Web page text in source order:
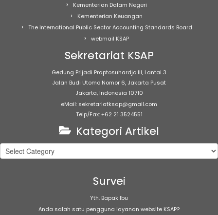
Kementerian Dalam Negeri
Kementerian Keuangan
The International Public Sector Accounting Standards Board
webmail KSAP
Sekretariat KSAP
Gedung Prijadi Praptosuhardjo III, Lantai 3
Jalan Budi Utomo Nomor 6, Jakarta Pusat
Jakarta, Indonesia 10710
eMail: sekretariatksap@gmail.com
Telp/Fax: +62 21 3524551
Kategori Artikel
Kategori
Artikel
Survei
Yth. Bapak Ibu
Anda salah satu pengguna layanan website KSAP?